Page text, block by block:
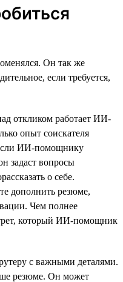
Он так же
если требуется,
откликом работает ИИ-
опыт соискателя
ИИ-помощнику
задаст вопросы
о себе.
дополнить резюме,
Чем полнее
который ИИ-помощник
с важными деталями.
резюме. Он может